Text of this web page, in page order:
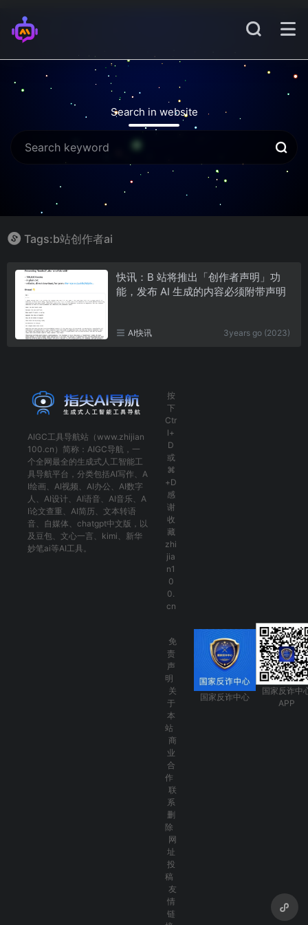
Search in website
Tags:b站创作者ai
快讯：B 站将推出「创作者声明」功
能，发布 AI 生成的内容必须附带声明
AI快讯 3years go (2023)
AIGC工具导航站（www.zhijian
100.cn）简称： AIGC导航 ，一
个全网最全的生成式人工智能工
具导航平台，分类包括AI写作 、 A
I绘画 、 AI视频 、 AI办公 、 AI数字
人 、 AI设计、 AI语音、 AI音乐、 A
I论文查重 、 AI简历 、 文本转语
音、 自媒体 、 chatgpt中文版 ，以
及 豆包、 文心一言 、 kimi 、 新华
妙笔ai等AI工具。
按
下
Ctr
l+
D
或
⌘
+D
感
谢
收
藏
zhi
jia
n1
0
0.
cn
免
责
声
明
关
于
本
站
商
业
合
作
联
系
删
除
网
址
投
稿
友
情
链
国家反诈中心
国家反诈中
APP